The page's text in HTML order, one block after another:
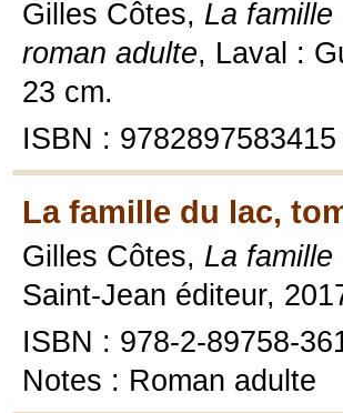
Gilles Côtes, La
roman adulte, Laval :
23 cm.
ISBN : 9782897583415
La famille du lac,
Gilles Côtes, La
Saint-Jean éditeur,
ISBN : 978-2-89758-
Notes : Roman adulte